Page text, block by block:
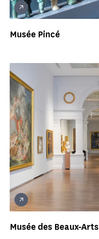
Musée Pincé
Musée des Beaux-Arts